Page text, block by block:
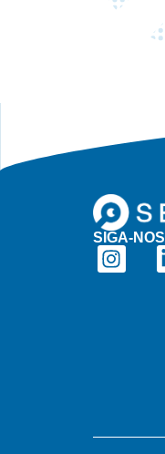
SIGA-NOS